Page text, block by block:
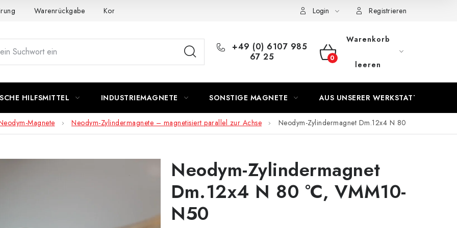
Warenrückgabe Kontakte - Impressum Login Registrieren
+49 (0) 6107 985
67 25
WARENKORB
Warenkorb
leeren
HILFSMITTEL INDUSTRIEMAGNETE SONSTIGE MAGNETE AUS UNSERER WERKSTATT
Magnete Neodym-Zylindermagnete – magnetisiert parallel zur Achse
Neodym-Zylindermagnet Dm.12x4 N 80
Neodym-Zylindermagnet
Dm.12x4 N 80 °C, VMM10-
N50